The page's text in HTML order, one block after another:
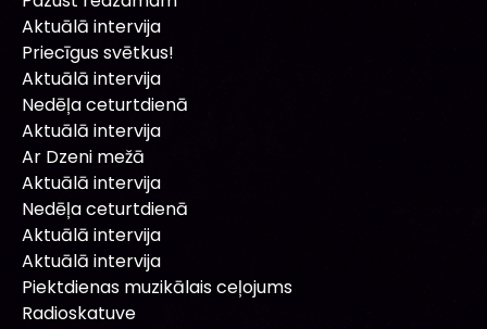
Aktuālā intervija
Priecīgus svētkus!
Aktuālā intervija
Nedēļa ceturtdienā
Aktuālā intervija
Ar Dzeni mežā
Aktuālā intervija
Nedēļa ceturtdienā
Aktuālā intervija
Aktuālā intervija
Piektdienas muzikālais ceļojums
Radioskatuve